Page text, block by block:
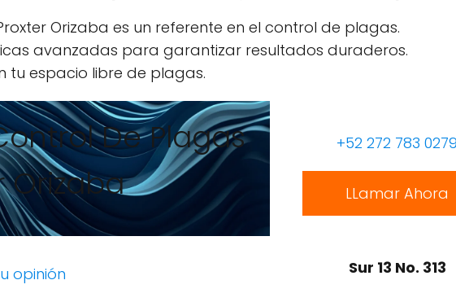
Orizaba es un referente en el control de plagas.
avanzadas para garantizar resultados duraderos.
tu espacio libre de plagas.
De Plagas
Orizaba
opinión
+52 272 783 0279
LLamar Ahora
Sur 13 No. 313